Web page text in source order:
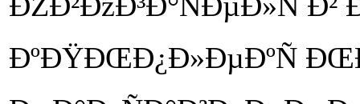
ÐºÐŸÐŒÐ¿Ð»ÐµÐºÑ